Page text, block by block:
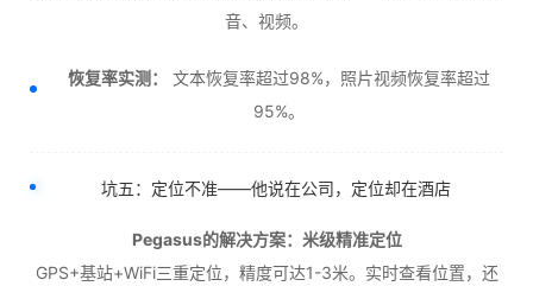
音、视频。
恢复率实测：
文本恢复率超过98%，照片视频恢复率超过
95%。
坑五：定位不准——他说在公司，定位却在酒店
Pegasus的解决方案：米级精准定位
GPS+基站+WiFi三重定位，精度可达1-3米。实时查看位置，还